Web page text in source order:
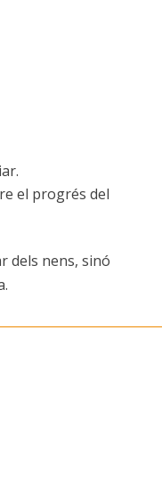
el progrés del
dels nens, sinó